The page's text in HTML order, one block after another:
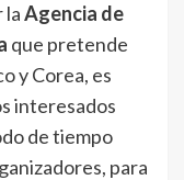
laAgencia de
que pretende
y Corea, es
interesados
de tiempo
para